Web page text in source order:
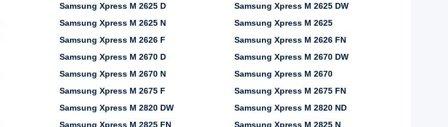
Samsung Xpress M 2625 D
Samsung Xpress M 2625 DW
Samsung Xpress M 2625 N
Samsung Xpress M 2625
Samsung Xpress M 2626 F
Samsung Xpress M 2626 FN
Samsung Xpress M 2670 D
Samsung Xpress M 2670 DW
Samsung Xpress M 2670 N
Samsung Xpress M 2670
Samsung Xpress M 2675 F
Samsung Xpress M 2675 FN
Samsung Xpress M 2820 DW
Samsung Xpress M 2820 ND
Samsung Xpress M 2825 FN
Samsung Xpress M 2825 N